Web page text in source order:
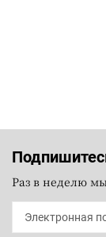
Раз в неделю